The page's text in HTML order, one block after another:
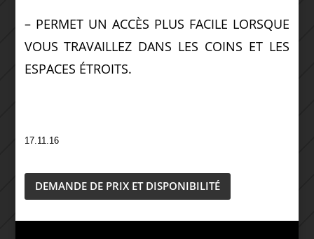
– PERMET UN ACCÈS PLUS FACILE LORSQUE
VOUS TRAVAILLEZ DANS LES COINS ET LES
ESPACES ÉTROITS.
17.11.16
DEMANDE DE PRIX ET DISPONIBILITÉ